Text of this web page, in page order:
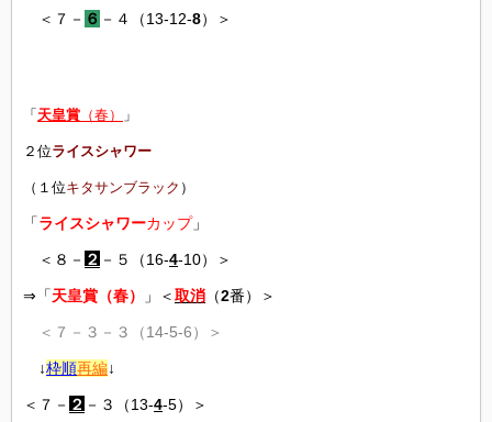
＜７－ ６ －４（13-12-8）＞
「 天皇賞 （春） 」
２位ライスシャワー
（１位キタサンブラック ）
「ライスシャワーカップ」
＜８－ ２ －５（16-4-10）＞
⇒「天皇賞（春） 」＜取消 （2番）＞
＜７－３－３（14-5-6）＞
↓枠順再編↓
＜７－ ２ －３（13-4-5）＞